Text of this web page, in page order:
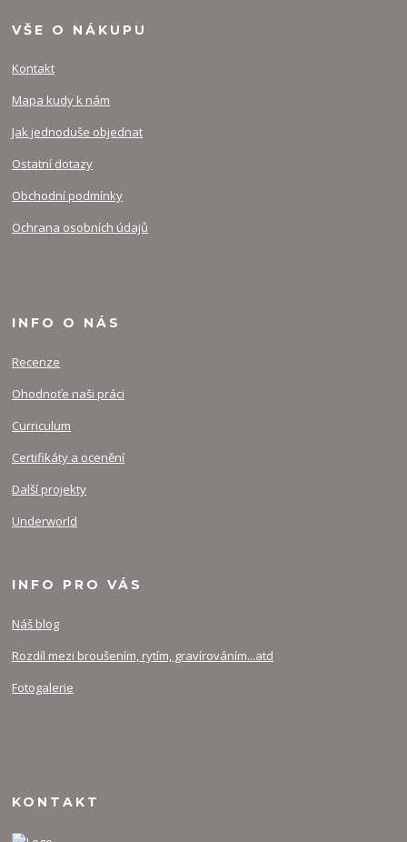
VŠE O NÁKUPU
Kontakt
Mapa kudy k nám
Jak jednoduše objednat
Ostatní dotazy
Obchodní podmínky
Ochrana osobních údajů
INFO O NÁS
Recenze
Ohodnoťe naši práci
Curriculum
Certifikáty a ocenění
Další projekty
Underworld
INFO PRO VÁS
Náš blog
Rozdíl mezi broušením, rytím, gravírováním...atd
Fotogalerie
KONTAKT